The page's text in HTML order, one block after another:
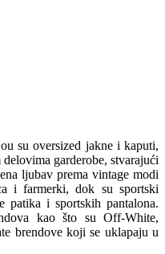
su oversized jakne i kaputi,
garderobe, stvarajući
ljubav prema vintage modi
i farmerki, dok su sportski
patika i sportskih pantalona.
kao što su Off-White,
brendove koji se uklapaju u